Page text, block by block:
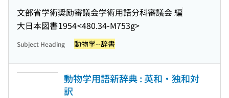
文部省学術奨励審議会学術用語分科審議会 編
大日本図書1954<480.34-M753g>
Subject Heading 動物学--辞書
動物学用語新辞典 : 英和・独和対
訳